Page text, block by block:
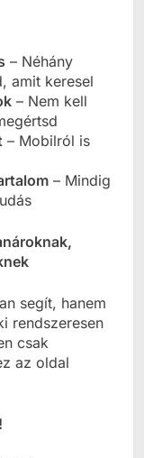
– Néhány
amit keresel
– Nem kell
– Mobilról is
– Mindig
segít, hanem
rendszeresen
csak
az oldal